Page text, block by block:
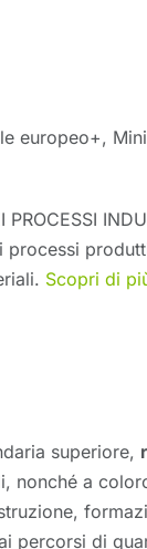
europeo+,
Scopri di
superiore,
nonché a
percorsi di